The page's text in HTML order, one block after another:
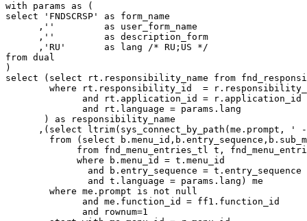
with params as (
select 'FNDSCRSP' as form_name
      ,''         as user_form_name
      ,''         as description_form
      ,'RU'       as lang /* RU;US */
from dual
)
select (select rt.responsibility_name from
where rt.responsibility_id  =
              and rt.application_id = r.application_id
              and rt.language = params.lang
       ) as responsibility_name
,(select ltrim(sys_connect_by_path(me.prompt, '
from (select
from fnd_menu_entries_tl t,
             where b.menu_id = t.menu_id
               and b.entry_sequence = t.entry_sequence
               and t.language = params.lang) me
        where me.prompt is not null
              and me.function_id = ff1.function_id
              and rownum=1